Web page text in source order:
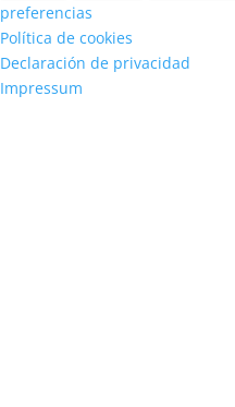
preferencias
Política de cookies
Declaración de privacidad
Impressum